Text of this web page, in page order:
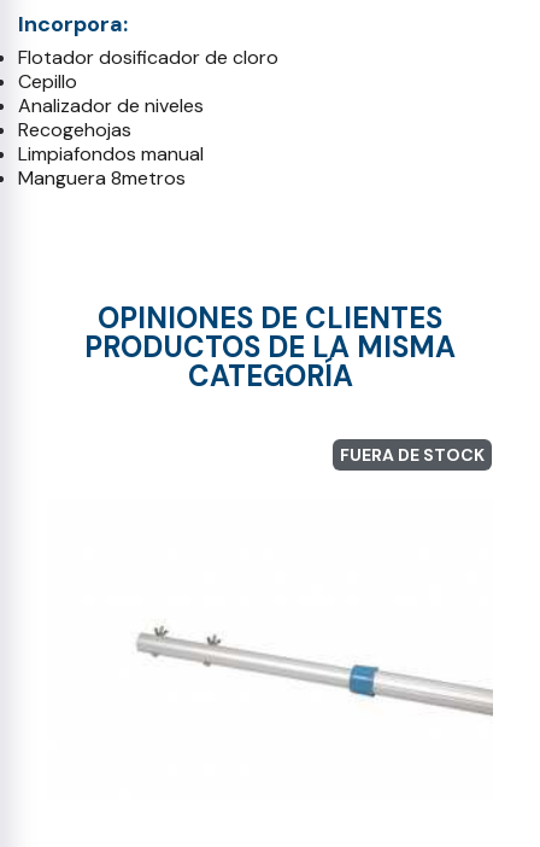
Incorpora:
Flotador dosificador de cloro
Cepillo
Analizador de niveles
Recogehojas
Limpiafondos manual
Manguera 8metros
OPINIONES DE CLIENTES
PRODUCTOS DE LA MISMA
CATEGORÍA
FUERA DE STOCK